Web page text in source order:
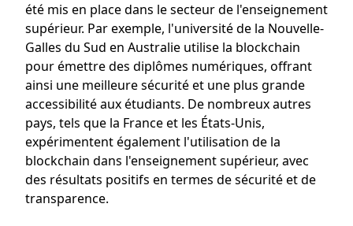
été mis en place dans le secteur de l'enseignement
supérieur. Par exemple, l'université de la Nouvelle-
Galles du Sud en Australie utilise la blockchain
pour émettre des diplômes numériques, offrant
ainsi une meilleure sécurité et une plus grande
accessibilité aux étudiants. De nombreux autres
pays, tels que la France et les États-Unis,
expérimentent également l'utilisation de la
blockchain dans l'enseignement supérieur, avec
des résultats positifs en termes de sécurité et de
transparence.